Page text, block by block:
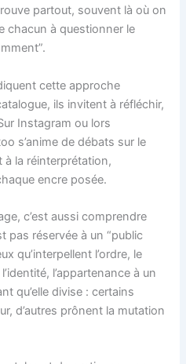
partout, souvent là où on
chacun à questionner le
cette approche
ils invitent à réfléchir,
Instagram ou lors
s’anime de débats sur le
à la réinterprétation,
encre posée.
c’est aussi comprendre
pas réservée à un “public
qu’interpellent l’ordre, le
l’appartenance à un
qu’elle divise : certains
d’autres prônent la mutation